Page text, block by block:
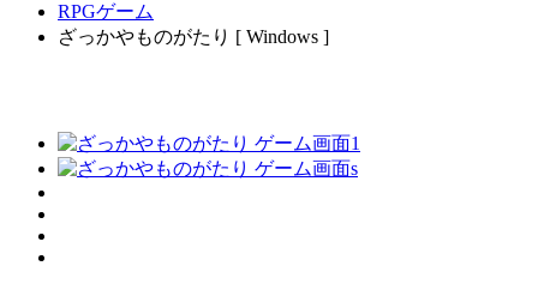
RPGゲーム
ざっかやものがたり [ Windows ]